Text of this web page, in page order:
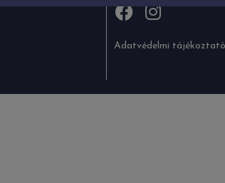
Adatvédelmi tájékoztató